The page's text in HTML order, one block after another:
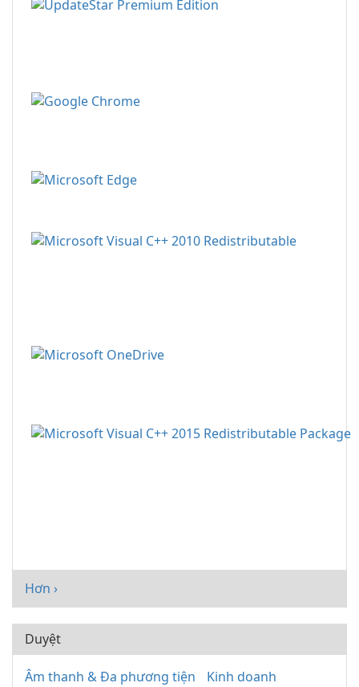
Hơn ›
Duyệt
Âm thanh & Đa phương tiện
Kinh doanh